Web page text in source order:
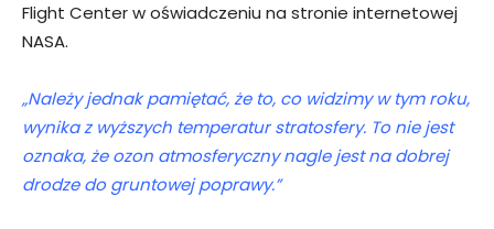
Flight Center w oświadczeniu na stronie internetowej
NASA.
„Należy jednak pamiętać, że to, co widzimy w tym roku,
wynika z wyższych temperatur stratosfery. To nie jest
oznaka, że ozon atmosferyczny nagle jest na dobrej
drodze do gruntowej poprawy.”